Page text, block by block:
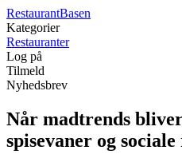
RestaurantBasen
Kategorier
Restauranter
Log på
Tilmeld
Nyhedsbrev
Når madtrends
spisevaner og